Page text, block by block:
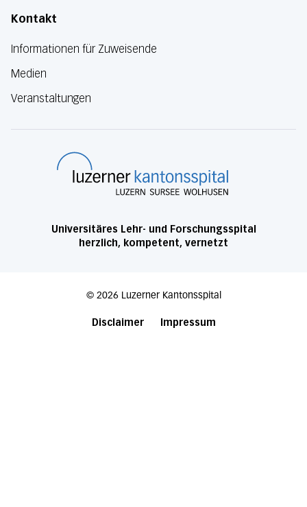
Kontakt
Informationen für Zuweisende
Medien
Veranstaltungen
Universitäres Lehr- und Forschungsspital
herzlich, kompetent, vernetzt
© 2026 Luzerner Kantonsspital
Disclaimer Impressum